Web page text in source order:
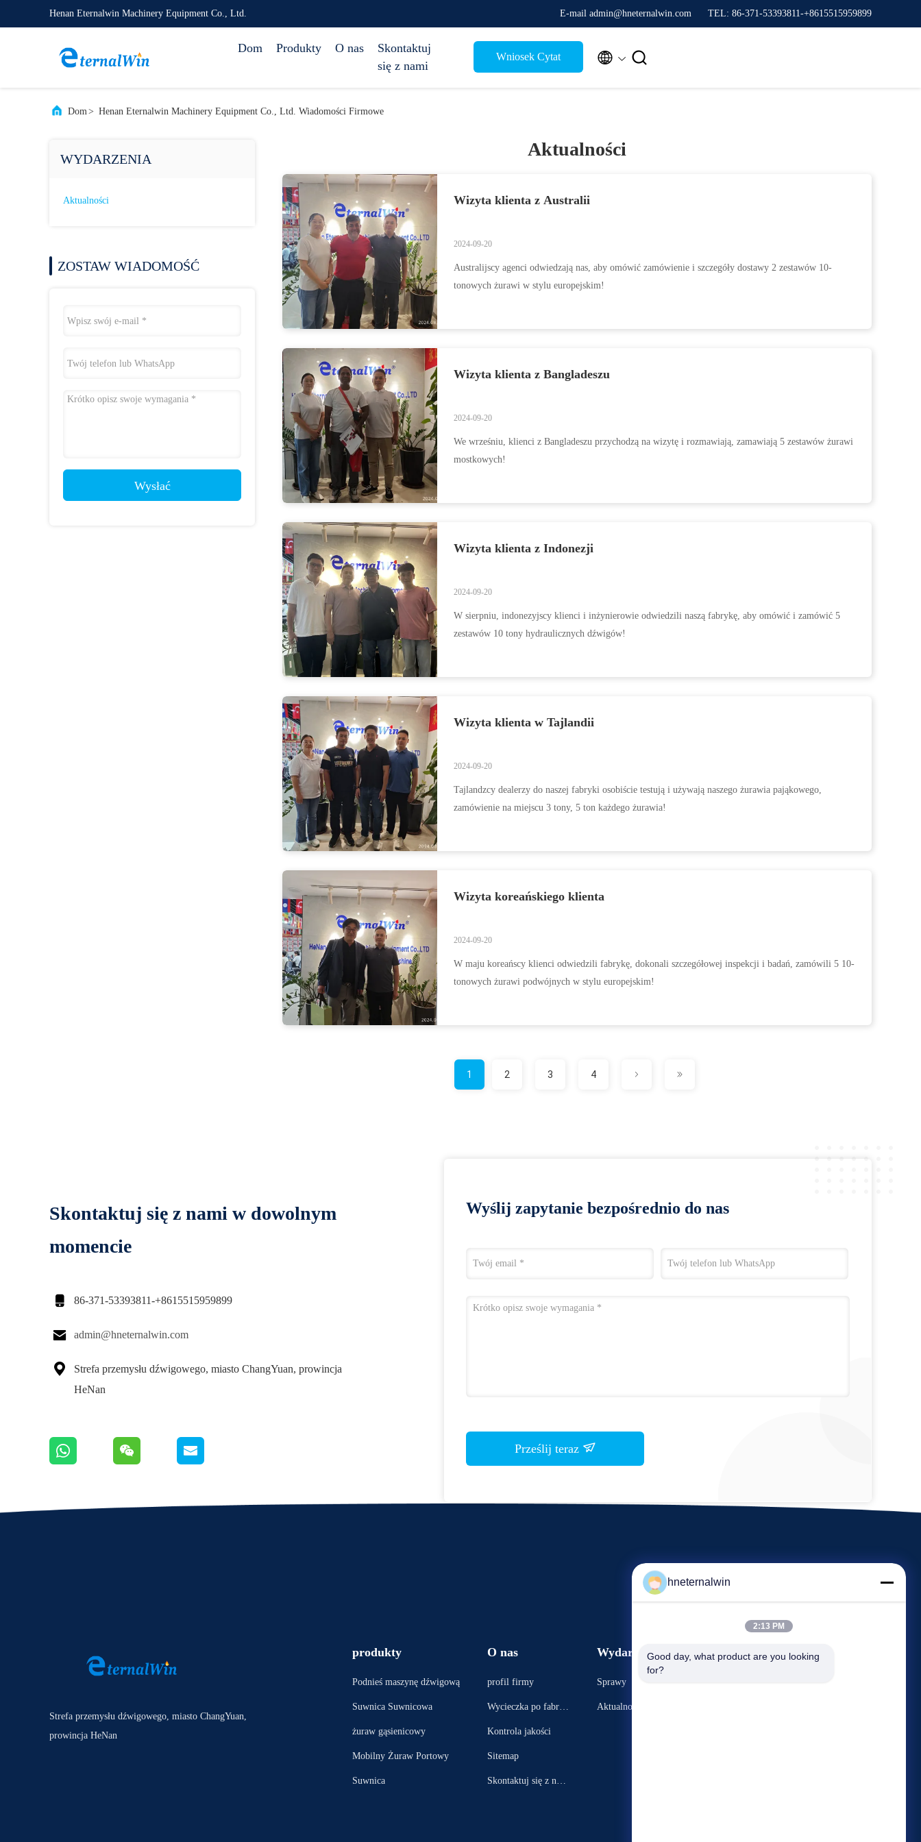
Henan Eternalwin Machinery Equipment Co., Ltd. E-mail admin@hneternalwin.com TEL: 86-371-53393811-+8615515959899
Dom Produkty O nas
Skontaktuj
się z nami
Wniosek Cytat  
Dom> Henan Eternalwin Machinery Equipment Co., Ltd. Wiadomości Firmowe
WYDARZENIA
Aktualności
ZOSTAW WIADOMOŚĆ
Wysłać
Aktualności
Wizyta klienta z Australii
2024-09-20
Australijscy agenci odwiedzają nas, aby omówić zamówienie i szczegóły dostawy 2 zestawów 10-
tonowych żurawi w stylu europejskim!
Wizyta klienta z Bangladeszu
2024-09-20
We wrześniu, klienci z Bangladeszu przychodzą na wizytę i rozmawiają, zamawiają 5 zestawów żurawi
mostkowych!
Wizyta klienta z Indonezji
2024-09-20
W sierpniu, indonezyjscy klienci i inżynierowie odwiedzili naszą fabrykę, aby omówić i zamówić 5
zestawów 10 tony hydraulicznych dźwigów!
Wizyta klienta w Tajlandii
2024-09-20
Tajlandzcy dealerzy do naszej fabryki osobiście testują i używają naszego żurawia pająkowego,
zamówienie na miejscu 3 tony, 5 ton każdego żurawia!
Wizyta koreańskiego klienta
2024-09-20
W maju koreańscy klienci odwiedzili fabrykę, dokonali szczegółowej inspekcji i badań, zamówili 5 10-
tonowych żurawi podwójnych w stylu europejskim!
1 2 3 4
Skontaktuj się z nami w dowolnym
momencie
 86-371-53393811-+8615515959899
 admin@hneternalwin.com

Strefa przemysłu dźwigowego, miasto ChangYuan, prowincja
HeNan
Wyślij zapytanie bezpośrednio do nas
Prześlij teraz
Strefa przemysłu dźwigowego, miasto ChangYuan,
prowincja HeNan
produkty
Podnieś maszynę dźwigową
Suwnica Suwnicowa
żuraw gąsienicowy
Mobilny Żuraw Portowy
Suwnica
O nas
profil firmy
Wycieczka po fabryc
Kontrola jakości
Sitemap
Skontaktuj się z nam
Wydarzenia
Sprawy
Aktualności
Wniosek Cytat
hneternalwin
2:13 PM
Good day, what product are you looking
for?